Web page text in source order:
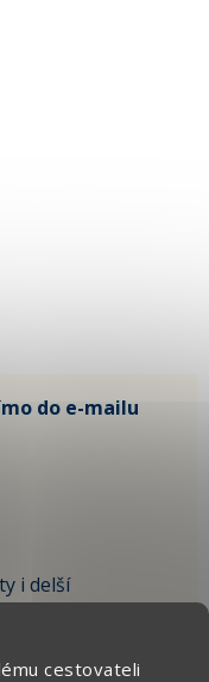
cestovateli
do e-mailu
i delší